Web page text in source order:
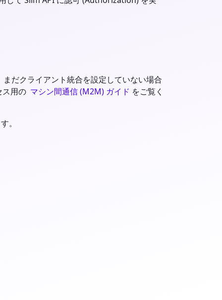
だクライアント統合を設定していない場合
用の マシン間通信 (M2M) ガイド をご覧く
。